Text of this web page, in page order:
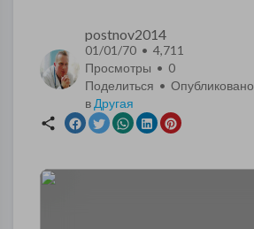
postnov2014
01/01/70 • 4,711
Просмотры • 0
Поделиться • Опубликовано
в Другая